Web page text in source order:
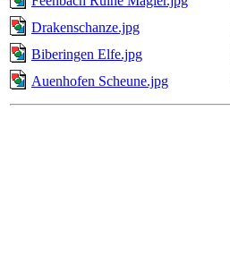
Drakenschanze.jpg
Biberingen Elfe.jpg
Auenhofen Scheune.jpg